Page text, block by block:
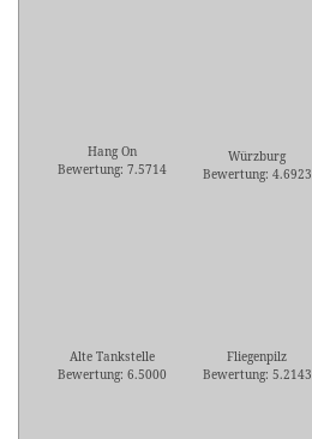
Hang On
Bewertung: 7.5714
Würzburg
Bewertung: 4.6923
Alte Tankstelle
Bewertung: 6.5000
Fliegenpilz
Bewertung: 5.2143